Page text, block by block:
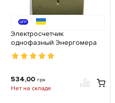
Электросчетчик
однофазный Энергомера
на DIN-рейку и в шкаф
ЦЭ6807Б-U K1 M6 Р5.1 5-60А
534,00 грн
Нет на складе